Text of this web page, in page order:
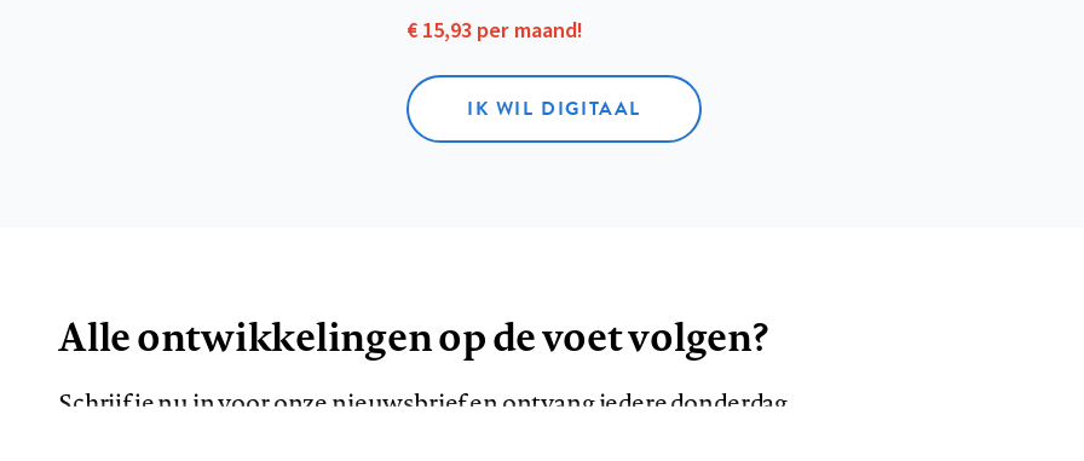
€ 15,93 per maand!
IK WIL DIGITAAL
Alle ontwikkelingen op de voet volgen?
Schrijf je nu in voor onze nieuwsbrief en ontvang iedere donderdag